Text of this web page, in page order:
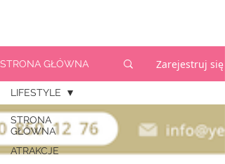
STRONA GŁÓWNA Zarejestruj się
STRONA
GŁÓWNA
ATRAKCJE
LIFESTYLE